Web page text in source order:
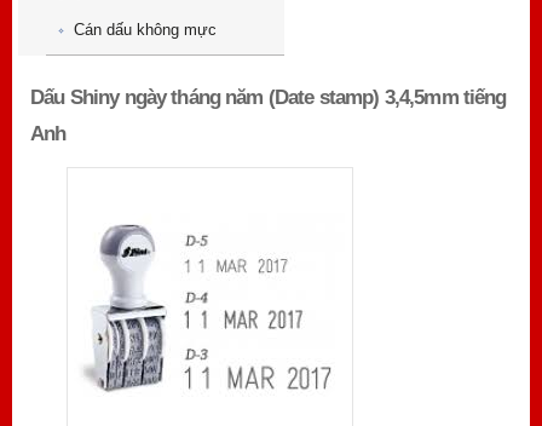
Cán dấu không mực
Dấu Shiny ngày tháng năm (Date stamp) 3,4,5mm tiếng
Anh